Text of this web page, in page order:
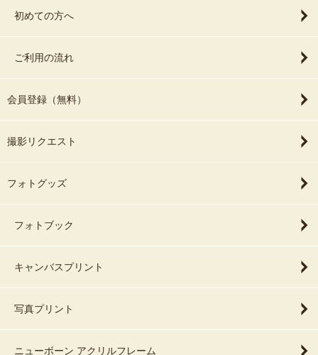
初めての方へ
ご利用の流れ
会員登録（無料）
撮影リクエスト
フォトグッズ
フォトブック
キャンバスプリント
写真プリント
ニューボーン アクリルフレーム